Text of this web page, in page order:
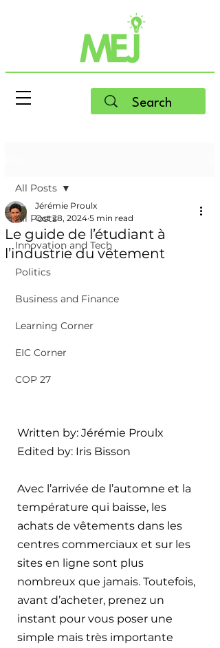
All Posts
Innovation and Tech
Politics
Business and Finance
Learning Corner
EIC Corner
COP 27
All Posts
Le guide de l’étudiant à
l’industrie du vêtement
Jérémie Proulx
Oct 28, 2024 5 min read
Written by: Jérémie Proulx
Edited by: Iris Bisson
Avec l’arrivée de l’automne et la
température qui baisse, les
achats de vêtements dans les
centres commerciaux et sur les
sites en ligne sont plus
nombreux que jamais. Toutefois,
avant d’acheter, prenez un
instant pour vous poser une
simple mais très importante